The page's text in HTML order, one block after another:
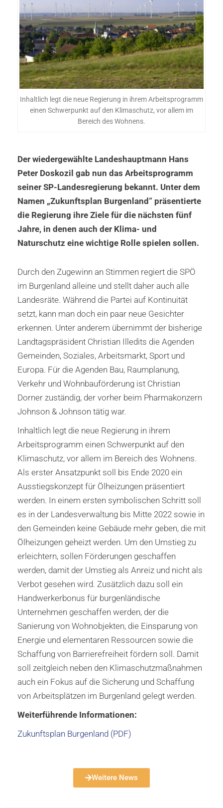
Inhaltlich legt die neue Regierung in ihrem Arbeitsprogramm
einen Schwerpunkt auf den Klimaschutz, vor allem im
Bereich des Wohnens.
Der wiedergewählte Landeshauptmann Hans
Peter Doskozil gab nun das Arbeitsprogramm
seiner SP-Landesregierung bekannt. Unter dem
Namen „Zukunftsplan Burgenland“ präsentierte
die Regierung ihre Ziele für die nächsten fünf
Jahre, in denen auch der Klima- und
Naturschutz eine wichtige Rolle spielen sollen.
Durch den Zugewinn an Stimmen regiert die SPÖ
im Burgenland alleine und stellt daher auch alle
Landesräte. Während die Partei auf Kontinuität
setzt, kann man doch ein paar neue Gesichter
erkennen. Unter anderem übernimmt der bisherige
Landtagspräsident Christian Illedits die Agenden
Gemeinden, Soziales, Arbeitsmarkt, Sport und
Europa. Für die Agenden Bau, Raumplanung,
Verkehr und Wohnbauförderung ist Christian
Dorner zuständig, der vorher beim Pharmakonzern
Johnson & Johnson tätig war.
Inhaltlich legt die neue Regierung in ihrem
Arbeitsprogramm einen Schwerpunkt auf den
Klimaschutz, vor allem im Bereich des Wohnens.
Als erster Ansatzpunkt soll bis Ende 2020 ein
Ausstiegskonzept für Ölheizungen präsentiert
werden. In einem ersten symbolischen Schritt soll
es in der Landesverwaltung bis Mitte 2022 sowie in
den Gemeinden keine Gebäude mehr geben, die mit
Ölheizungen geheizt werden. Um den Umstieg zu
erleichtern, sollen Förderungen geschaffen
werden, damit der Umstieg als Anreiz und nicht als
Verbot gesehen wird. Zusätzlich dazu soll ein
Handwerkerbonus für burgenländische
Unternehmen geschaffen werden, der die
Sanierung von Wohnobjekten, die Einsparung von
Energie und elementaren Ressourcen sowie die
Schaffung von Barrierefreiheit fördern soll. Damit
soll zeitgleich neben den Klimaschutzmaßnahmen
auch ein Fokus auf die Sicherung und Schaffung
von Arbeitsplätzen im Burgenland gelegt werden.
Weiterführende Informationen:
Zukunftsplan Burgenland (PDF)
Weitere News